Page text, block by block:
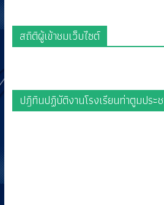
สถิติผู้เข้าชมเว็บไซต์
ปฎิทินปฏิบัติงานโรงเรียนท่าตูมประ